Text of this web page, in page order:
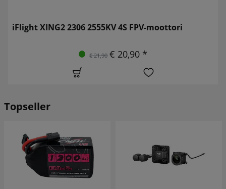
iFlight XING2 2306 2555KV 4S FPV-moottori
€ 21,90 € 20,90 *
Topseller